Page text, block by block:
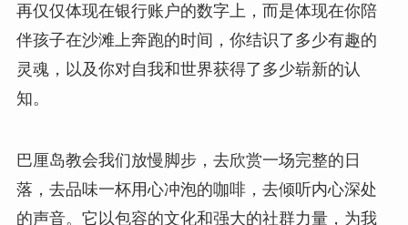
再仅仅体现在银行账户的数字上，而是体现在你陪
伴孩子在沙滩上奔跑的时间，你结识了多少有趣的
灵魂，以及你对自我和世界获得了多少崭新的认
知。
巴厘岛教会我们放慢脚步，去欣赏一场完整的日
落，去品味一杯用心冲泡的咖啡，去倾听内心深处
的声音。它以包容的文化和强大的社群力量，为我